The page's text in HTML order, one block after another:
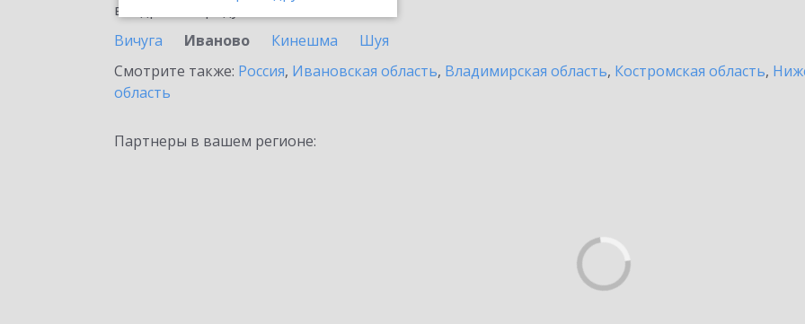
внедрение продукта.
Вичуга
Иваново Кинешма
Шуя
Смотрите также: Россия, Ивановская область, Владимирская область, Костромская область,
область
Партнеры в вашем регионе: